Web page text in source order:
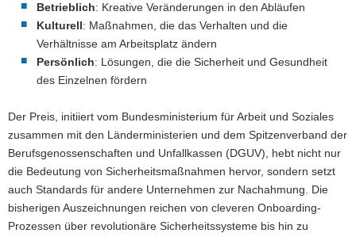
Betrieblich: Kreative Veränderungen in den Abläufen
Kulturell: Maßnahmen, die das Verhalten und die
Verhältnisse am Arbeitsplatz ändern
Persönlich: Lösungen, die die Sicherheit und Gesundheit
des Einzelnen fördern
Der Preis, initiiert vom Bundesministerium für Arbeit und Soziales
zusammen mit den Länderministerien und dem Spitzenverband der
Berufsgenossenschaften und Unfallkassen (DGUV), hebt nicht nur
die Bedeutung von Sicherheitsmaßnahmen hervor, sondern setzt
auch Standards für andere Unternehmen zur Nachahmung. Die
bisherigen Auszeichnungen reichen von cleveren Onboarding-
Prozessen über revolutionäre Sicherheitssysteme bis hin zu